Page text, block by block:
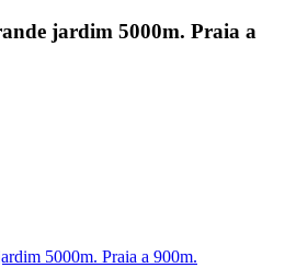
jardim 5000m. Praia a
5000m. Praia a 900m.